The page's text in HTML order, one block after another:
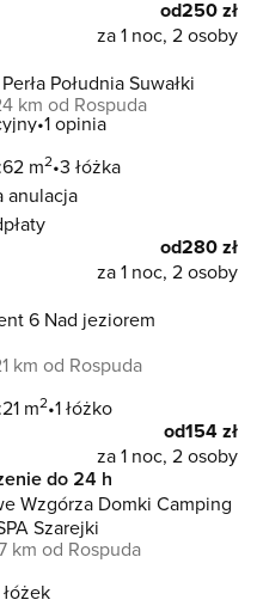
od250 zł
za 1 noc, 2 osoby
Południa Suwałki
km od Rospuda
1 opinia
62 m2 3 łóżka
anulacja
od280 zł
za 1 noc, 2 osoby
6 Nad jeziorem
km od Rospuda
21 m2 1 łóżko
od154 zł
za 1 noc, 2 osoby
do 24 h
Wzgórza Domki Camping
Szarejki
km od Rospuda